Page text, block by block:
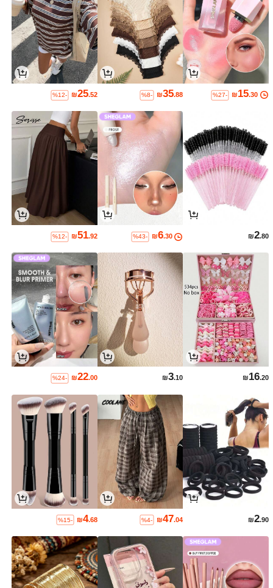
₪15.30
%27-
₪35.88
%8-
₪25.52
%12-
₪2.80
₪6.30
%43-
₪51.92
%12-
₪16.20
₪3.10
₪22.00
%24-
₪2.90
₪47.04
%4-
₪4.68
%15-